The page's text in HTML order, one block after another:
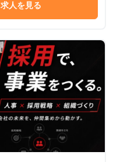
求人を見る